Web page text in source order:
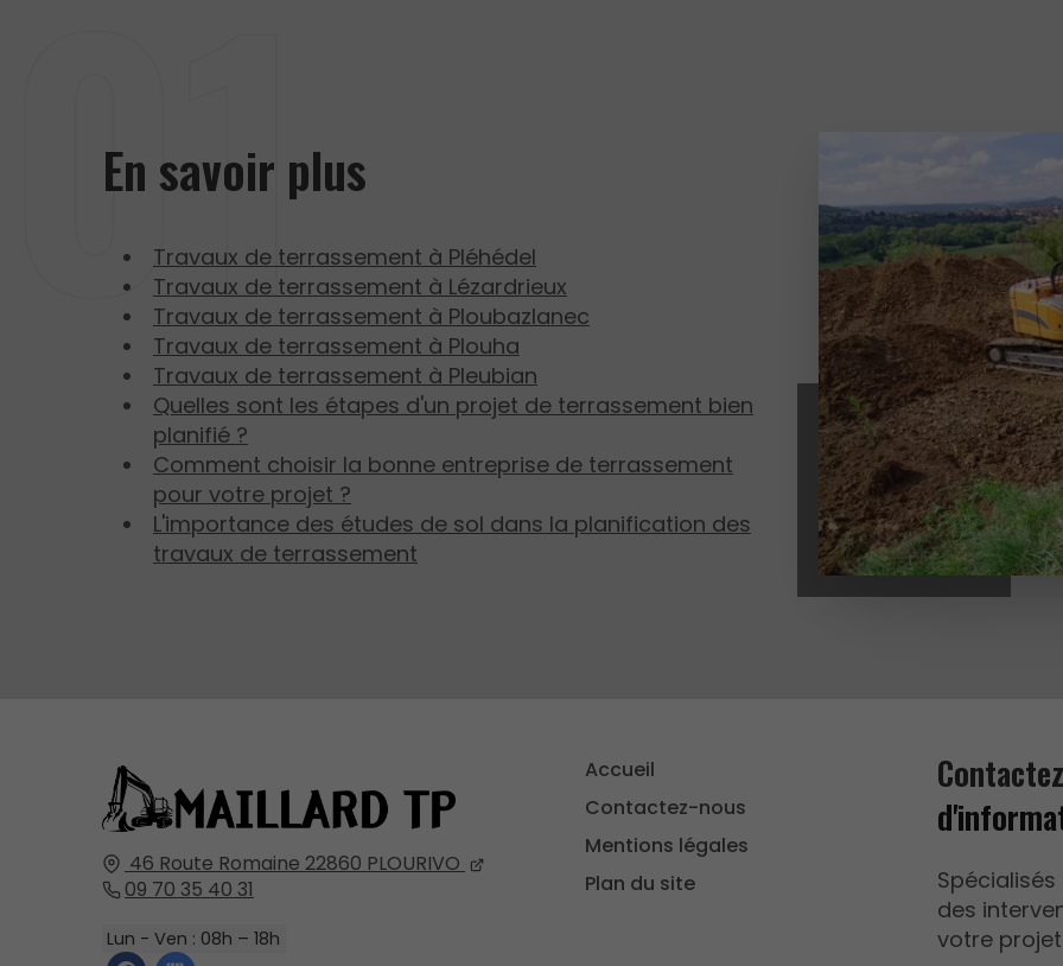
En savoir plus
Travaux de terrassement à Pléhédel
Travaux de terrassement à Lézardrieux
Travaux de terrassement à Ploubazlanec
Travaux de terrassement à Plouha
Travaux de terrassement à Pleubian
Quelles sont les étapes d'un projet de terrassement bien
planifié ?
Comment choisir la bonne entreprise de terrassement
pour votre projet ?
L'importance des études de sol dans la planification des
travaux de terrassement
46 Route Romaine 22860 PLOURIVO
09 70 35 40 31
Lun - Ven : 08h – 18h
Accueil
Contactez-nous
Mentions légales
Plan du site
des
votre